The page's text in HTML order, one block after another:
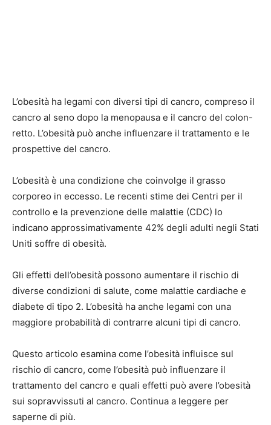
L’obesità ha legami con diversi tipi di cancro, compreso il
cancro al seno dopo la menopausa e il cancro del colon-
retto. L’obesità può anche influenzare il trattamento e le
prospettive del cancro.
L’obesità è una condizione che coinvolge il grasso
corporeo in eccesso. Le recenti stime dei Centri per il
controllo e la prevenzione delle malattie (CDC) lo
indicano approssimativamente 42% degli adulti negli Stati
Uniti soffre di obesità.
Gli effetti dell’obesità possono aumentare il rischio di
diverse condizioni di salute, come malattie cardiache e
diabete di tipo 2. L’obesità ha anche legami con una
maggiore probabilità di contrarre alcuni tipi di cancro.
Questo articolo esamina come l’obesità influisce sul
rischio di cancro, come l’obesità può influenzare il
trattamento del cancro e quali effetti può avere l’obesità
sui sopravvissuti al cancro. Continua a leggere per
saperne di più.